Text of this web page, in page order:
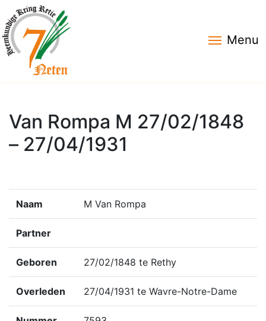
Menu
Van Rompa M 27/02/1848
– 27/04/1931
Naam M Van Rompa
Partner
Geboren 27/02/1848 te Rethy
Overleden 27/04/1931 te Wavre-Notre-Dame